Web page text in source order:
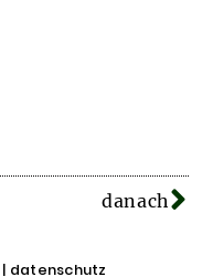
danach
| datenschutz